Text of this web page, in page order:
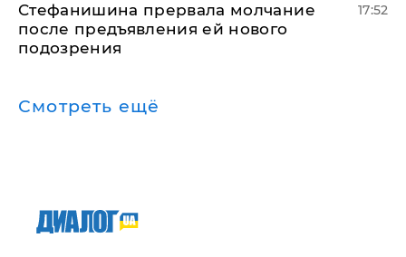
Стефанишина прервала молчание
после предъявления ей нового
подозрения
17:52
Смотреть ещё